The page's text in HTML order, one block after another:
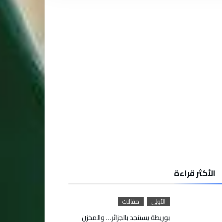
الأكثر قراءة
الأولى مقالات
بوريطة يستنجد بالجزائر… والمخزن